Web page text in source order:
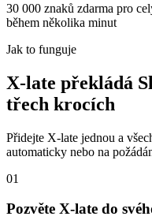
30 000 znaků zdarma pro
během několika minut
Jak to funguje
X-late překládá
třech krocích
Přidejte X-late jednou a
automaticky nebo na
01
Pozvěte X-late do